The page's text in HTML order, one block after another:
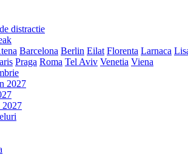
distractie
Barcelona Berlin Eilat Florenta Larnaca
Praga Roma Tel Aviv Venetia Viena
2027
2027